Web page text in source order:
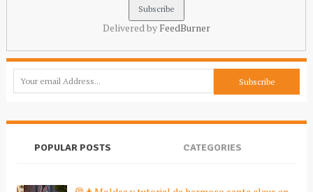
Delivered by FeedBurner
POPULAR POSTS CATEGORIES